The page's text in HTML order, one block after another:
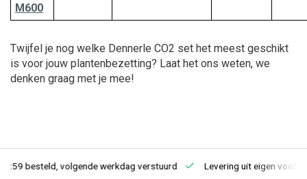
M600
Twijfel je nog welke Dennerle CO2 set het meest geschikt
is voor jouw plantenbezetting? Laat het ons weten, we
denken graag met je mee!
besteld, volgende werkdag verstuurd Levering uit eigen